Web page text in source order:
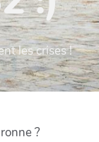
les crises !
?